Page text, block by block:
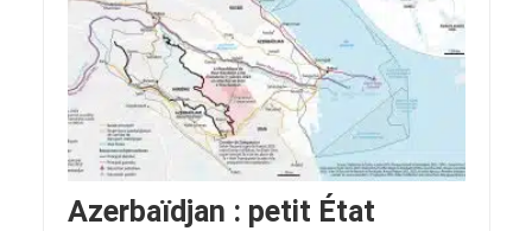
Azerbaïdjan : petit État